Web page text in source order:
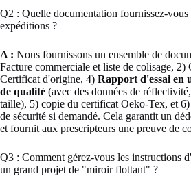
Q2 : Quelle documentation fournissez-vous
expéditions ?
A : Nous fournissons un ensemble de
Facture commerciale et liste de colisage, 2)
Certificat d'origine, 4) Rapport d'essai en
de qualité (avec des données de
taille), 5) copie du certificat Oeko-Tex, et 6)
de sécurité si demandé. Cela garantit un
et fournit aux prescripteurs une preuve de
Q3 : Comment gérez-vous les instructions
un grand projet de "miroir flottant" ?